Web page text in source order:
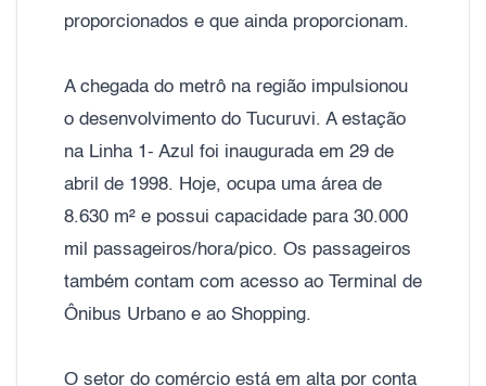
proporcionados e que ainda proporcionam.
A chegada do metrô na região impulsionou
o desenvolvimento do Tucuruvi. A estação
na Linha 1- Azul foi inaugurada em 29 de
abril de 1998. Hoje, ocupa uma área de
8.630 m² e possui capacidade para 30.000
mil passageiros/hora/pico. Os passageiros
também contam com acesso ao Terminal de
Ônibus Urbano e ao Shopping.
O setor do comércio está em alta por conta